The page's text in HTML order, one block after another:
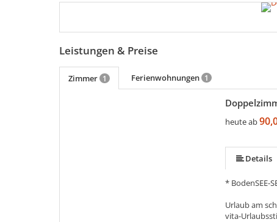
Leistungen & Preise
Zimmer 1 Ferienwohnungen 1
heute ab
Details
* BodenSEE-
Urlaub am
vita-